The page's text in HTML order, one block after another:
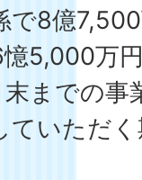
で8億
5,000万
までの事
ていただ